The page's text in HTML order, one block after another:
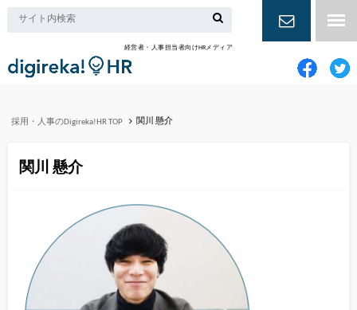
経営者・人事担当者向けHRメディア
お問い合
採用・人事のDigireka!HR TOP 関川 懸介
関川 懸介